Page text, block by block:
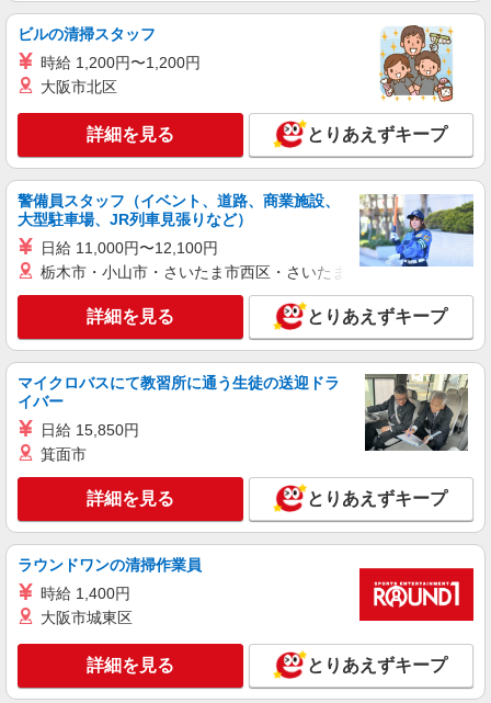
り） ▼その他、待遇欄をご覧ください▼
茨城県神栖市神栖2-4-18
キープ 詳細を見る
アルバイト パート
タイヨーフーデリア店
食品スーパーの鮮魚スタッフ
時給 8:00〜13:00 一般：1,216円 13:00〜17:00
・一般：1,200円 ★日曜日、祝日は時給50円アッ
プ（規定あり） ▼その他、待遇欄をご覧ください
▼
茨城県神栖市土合本町4-9809-344
キープ 詳細を見る
タイヨーフーデリア店
食品スーパーの精肉スタッフ
り） ★日曜日、祝日は時給50円アップ（規定あ
り） ▼その他、待遇欄をご覧ください▼
茨城県神栖市土合本町4-9809-344
キープ 詳細を見る
タイヨー オークビレッジ店
＜昇給・賞与について＞ ●昇給年1回 ●賞与年2回
（年間4.2ヶ月分／過去実績） ＜各種手当一覧＞ ●
交通費規定支給 ●資格手当 ＜年収例＞ ●30歳代：
茨城県神栖市大野原4-8-71-5
ビルの清掃スタッフ
時給 1,200円〜1,200円
大阪市北区
詳細を見る とりあえずキープ
警備員スタッフ（イベント、道路、商業施設、
大型駐車場、JR列車見張りなど）
日給 11,000円〜12,100円
栃木市・小山市・さいたま市西区・さいたま市岩槻区・久喜市・
詳細を見る とりあえずキープ
マイクロバスにて教習所に通う生徒の送迎ドラ
イバー
日給 15,850円
箕面市
詳細を見る とりあえずキープ
ラウンドワンの清掃作業員
時給 1,400円
大阪市城東区
詳細を見る とりあえずキープ